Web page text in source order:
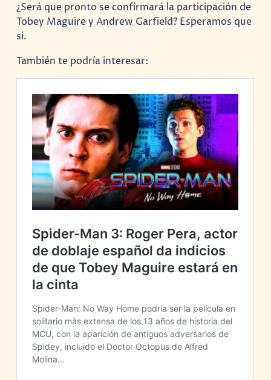
¿Será que pronto se confirmará la participación de
Tobey Maguire y Andrew Garfield? Esperamos que
si.
También te podría interesar: